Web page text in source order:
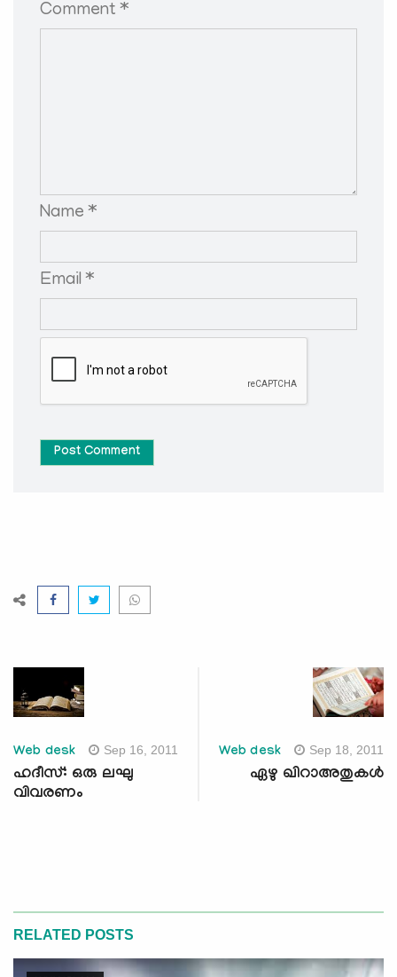
Comment *
Name *
Email *
Post Comment
Web desk Sep 16, 2011
ഹദീസ്: ഒരു ലഘു
വിവരണം
Web desk Sep 18, 2011
ഏഴു ഖിറാഅതുകള്‍
RELATED POSTS